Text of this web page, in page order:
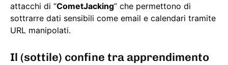
attacchi di “CometJacking” che permettono di
sottrarre dati sensibili come email e calendari tramite
URL manipolati.
Il (sottile) confine tra apprendimento